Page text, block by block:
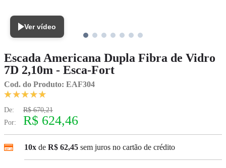
Ver vídeo
Escada Americana Dupla Fibra de Vidro
7D 2,10m - Esca-Fort
Cod. do Produto: EAF304
De:
R$ 670,21
Por:
R$ 624,46
10x de R$ 62,45 sem juros no cartão de crédito